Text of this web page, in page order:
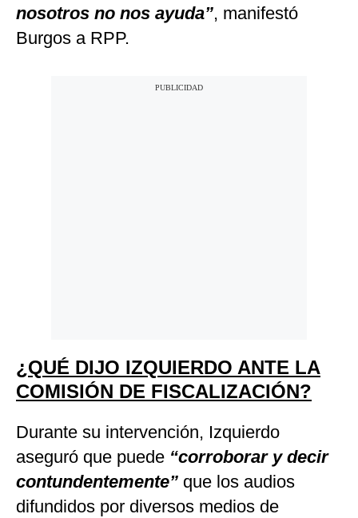
nosotros no nos ayuda”, manifestó
Burgos a RPP.
¿QUÉ DIJO IZQUIERDO ANTE LA
COMISIÓN DE FISCALIZACIÓN?
Durante su intervención, Izquierdo
aseguró que puede “corroborar y decir
contundentemente” que los audios
difundidos por diversos medios de